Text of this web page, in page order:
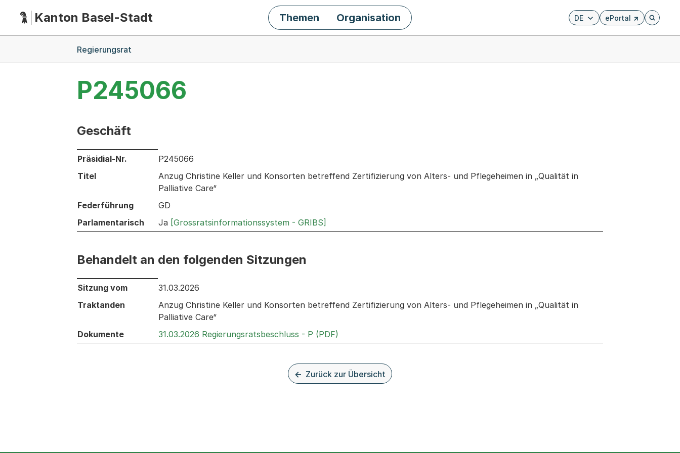
HauptnavigationKanton Basel-Stadt DE ePortal
Externer Link, wird in
Öffnet
Themen Organisation
Regierungsrat
P245066
Geschäft
Informationen zum Ausgewählten Geschäft
Präsidial-Nr.
P245066
Titel
Anzug Christine Keller und Konsorten betreffend Zertifizierung von Alters- und Pflegeheimen in „Qualität in
Palliative Care“
Federführung
GD
Parlamentarisch
Ja [Grossratsinformationssystem - GRIBS]
Behandelt an den folgenden Sitzungen
Behandelt an den folgenden Sitzungen: Informationen zu den Sitzungen zum Geschäft
Sitzung vom
31.03.2026
Traktanden
Anzug Christine Keller und Konsorten betreffend Zertifizierung von Alters- und Pflegeheimen in „Qualität in
Palliative Care“
Dokumente
31.03.2026 Regierungsratsbeschluss - P (PDF)
Zurück zur Übersicht